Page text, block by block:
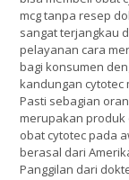
mcg tanpa resep
sangat terjangkau
pelayanan cara
bagi konsumen
kandungan cytotec
Pasti sebagian
merupakan produk
obat cytotec pada
berasal dari
Panggilan dari